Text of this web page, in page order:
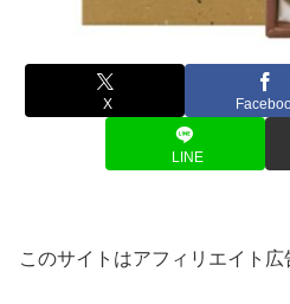
X
LINE
このサイトはアフィリエイト